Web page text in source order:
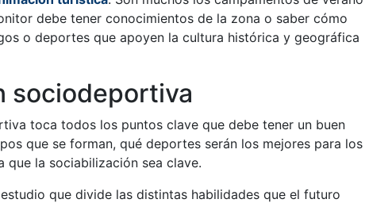
debe tener conocimientos de la zona o saber cómo
o deportes que apoyen la cultura histórica y geográfica
sociodeportiva
toca todos los puntos clave que debe tener un buen
que se forman, qué deportes serán los mejores para los
la sociabilización sea clave.
que divide las distintas habilidades que el futuro